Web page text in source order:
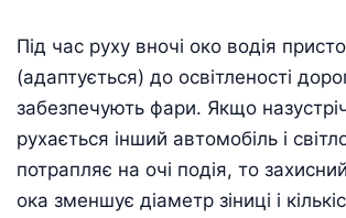
Під час руху вночі око водія
(адаптується) до освітленості
забезпечують фари. Якщо
рухається інший автомобіль і
потрапляє на очі подія, то
ока зменшує діаметр зіниці і